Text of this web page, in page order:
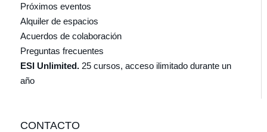
Próximos eventos
Alquiler de espacios
Acuerdos de colaboración
Preguntas frecuentes
ESI Unlimited. 25 cursos, acceso ilimitado durante un
año
CONTACTO